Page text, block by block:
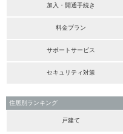
加入・開通手続き
料金プラン
サポートサービス
セキュリティ対策
住居別ランキング
戸建て